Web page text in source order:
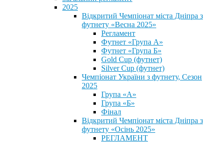
2025
Відкритий Чемпіонат міста Дніпра з
футнету «Весна 2025»
Регламент
Футнет «Група А»
Футнет «Група Б»
Gold Cup (футнет)
Silver Cup (футнет)
Чемпіонат України з футнету, Сезон
2025
Група «А»
Група «Б»
Фінал
Відкритий Чемпіонат міста Дніпра з
футнету «Осінь 2025»
РЕГЛАМЕНТ